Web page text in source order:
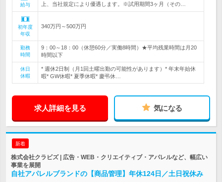
給与
上、当社規定により優遇します。※試用期間3ヶ月（その…
初年度
年収
340万円～500万円
勤務
時間
9：00～18：00（休憩60分／実働8時間）★平均残業時間は月20
時間以下
休日
休暇
* 週休2日制（月1回土曜出勤の可能性があります）* 年末年始休
暇* GW休暇* 夏季休暇* 慶弔休…
求人詳細を見る 気になる
新着
株式会社クラビズ | 広告・WEB・クリエイティブ・アパレルなど、幅広い
事業を展開
自社アパレルブランドの【商品管理】年休124日／土日祝休み